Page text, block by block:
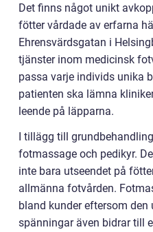
Det finns något unikt
fötter vårdade av erfarna
Ehrensvärdsgatan i
tjänster inom medicinsk
passa varje individs unika
patienten ska lämna
leende på läpparna.
I tillägg till
fotmassage och pedikyr.
inte bara utseendet på
allmänna fotvården.
bland kunder eftersom
spänningar även bidrar till